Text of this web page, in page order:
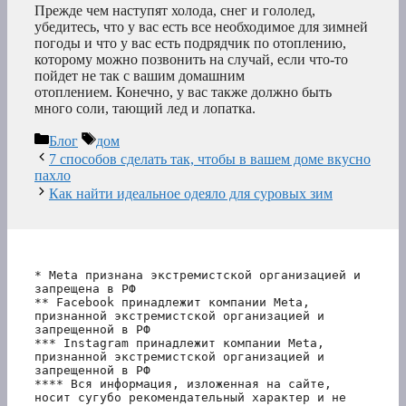
Прежде чем наступят холода, снег и гололед,
убедитесь, что у вас есть все необходимое для зимней
погоды и что у вас есть подрядчик по отоплению,
которому можно позвонить на случай, если что-то
пойдет не так с вашим домашним
отоплением. Конечно, у вас также должно быть
много соли, тающий лед и лопатка.
Рубрики
Блог Метки
дом
7 способов сделать так, чтобы в вашем доме вкусно
пахло
Как найти идеальное одеяло для суровых зим
* Meta признана экстремистской организацией и
запрещена в РФ
** Facebook принадлежит компании Meta,
признанной экстремистской организацией и
запрещенной в РФ
*** Instagram принадлежит компании Meta,
признанной экстремистской организацией и
запрещенной в РФ
**** Вся информация, изложенная на сайте,
носит сугубо рекомендательный характер и не